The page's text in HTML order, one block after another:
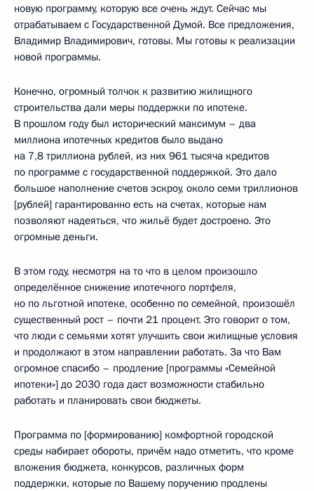
новую программу, которую все очень ждут. Сейчас мы
отрабатываем с Государственной Думой. Все предложения,
Владимир Владимирович, готовы. Мы готовы к реализации
новой программы.
Конечно, огромный толчок к развитию жилищного
строительства дали меры поддержки по ипотеке.
В прошлом году был исторический максимум – два
миллиона ипотечных кредитов было выдано
на 7,8 триллиона рублей, из них 961 тысяча кредитов
по программе с государственной поддержкой. Это дало
большое наполнение счетов эскроу, около семи триллионов
[рублей] гарантированно есть на счетах, которые нам
позволяют надеяться, что жильё будет достроено. Это
огромные деньги.
В этом году, несмотря на то что в целом произошло
определённое снижение ипотечного портфеля,
но по льготной ипотеке, особенно по семейной, произошёл
существенный рост – почти 21 процент. Это говорит о том,
что люди с семьями хотят улучшить свои жилищные условия
и продолжают в этом направлении работать. За что Вам
огромное спасибо – продление [программы «Семейной
ипотеки»] до 2030 года даст возможности стабильно
работать и планировать свои бюджеты.
Программа по [формированию] комфортной городской
среды набирает обороты, причём надо отметить, что кроме
вложения бюджета, конкурсов, различных форм
поддержки, которые по Вашему поручению продлены